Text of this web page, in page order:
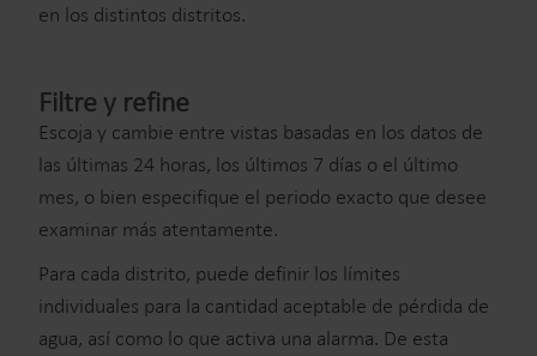
en los distintos distritos.
Filtre y refine
Escoja y cambie entre vistas basadas en los datos de
las últimas 24 horas, los últimos 7 días o el último
mes, o bien especifique el periodo exacto que desee
examinar más atentamente.
Para cada distrito, puede definir los límites
individuales para la cantidad aceptable de pérdida de
agua, así como lo que activa una alarma. De esta